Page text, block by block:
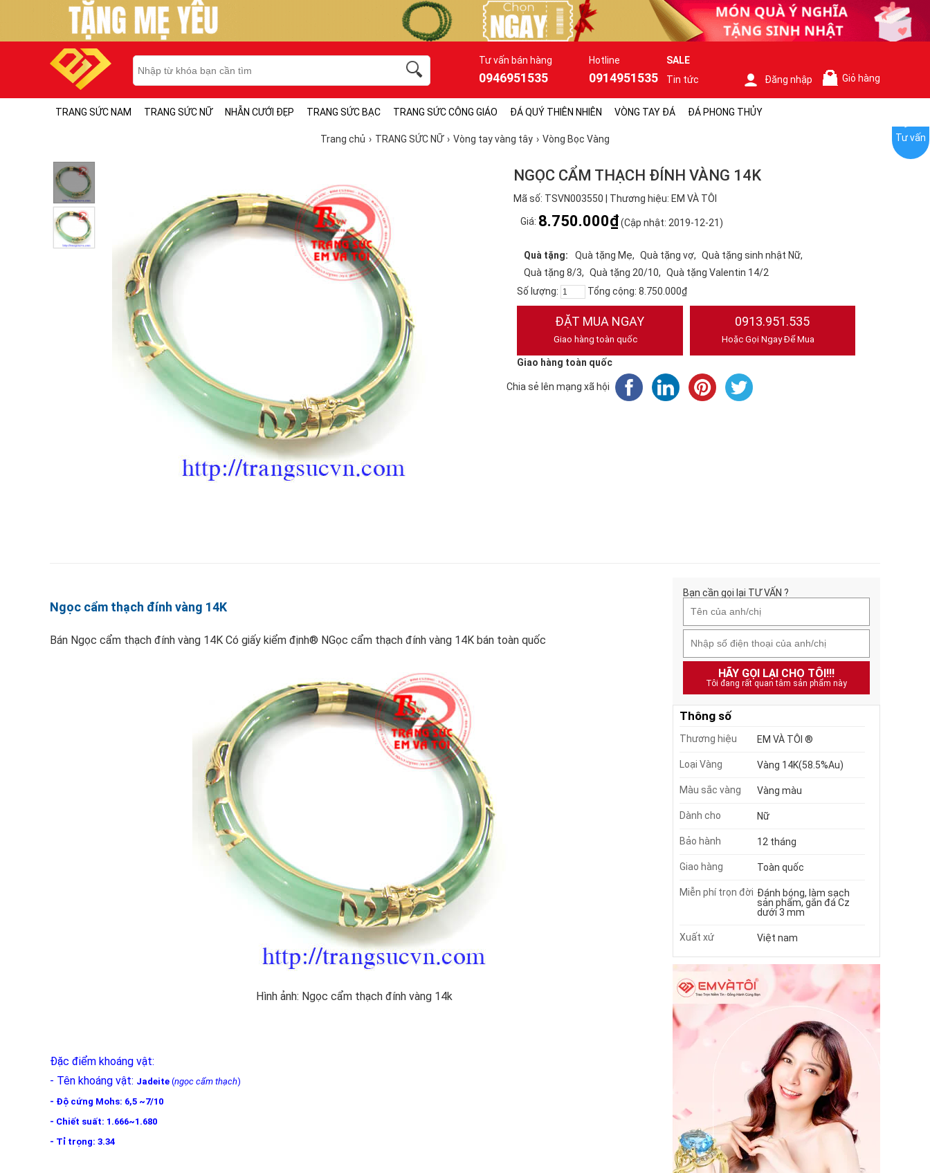
Tư vấn bán hàng
0946951535
Hotline
0914951535
SALE
Tin tức
Đăng nhập Giỏ hàng
TRANG SỨC NAM TRANG SỨC NỮ NHẪN CƯỚI ĐẸP TRANG SỨC BẠC TRANG SỨC CÔNG GIÁO ĐÁ QUÝ THIÊN NHIÊN VÒNG TAY ĐÁ ĐÁ PHONG THỦY
Trang chủ TRANG SỨC NỮ Vòng tay vàng tây Vòng Bọc Vàng
NGỌC CẨM THẠCH ĐÍNH VÀNG 14K
Mã số: TSVN003550 | Thương hiệu: EM VÀ TÔI
Giá: 8.750.000₫(Cập nhật: 2019-12-21)
Quà tặng: Quà tặng Mẹ Quà tặng vợ
Quà tặng sinh nhật Nữ
Quà tặng 8/3
Quà tặng 20/10
Quà tặng Valentin 14/2
Số lượng:
Tổng cộng: 8.750.000₫
ĐẶT MUA NGAY
Giao hàng toàn quốc
0913.951.535
Hoặc Gọi Ngay Để Mua
Giao hàng toàn quốc
Chia sẻ lên mạng xã hội
Ngọc cẩm thạch đính vàng 14K
Bán Ngọc cẩm thạch đính vàng 14K Có giấy kiểm định® NGọc cẩm thạch đính vàng 14K bán toàn quốc
Hình ảnh: Ngọc cẩm thạch đính vàng 14k
Đặc điểm khoáng vật:
- Tên khoáng vật: Jadeite (ngọc cẩm thạch)
- Độ cứng Mohs: 6,5 ~7/10
- Chiết suất: 1.666~1.680
- Tỉ trọng: 3.34
Bạn cần gọi lại TƯ VẤN ?
HÃY GỌI LẠI CHO TÔI!!!
Tôi đang rất quan tâm sản phẩm này
Thông số
Thương hiệu EM VÀ TÔI ®
Loại Vàng Vàng 14K(58.5%Au)
Màu sắc vàng Vàng màu
Dành cho Nữ
Bảo hành 12 tháng
Giao hàng Toàn quốc
Miễn phí trọn đời Đánh bóng, làm sạch
sản phẩm, gắn đá Cz
dưới 3 mm
Xuất xứ Việt nam
Tư vấn